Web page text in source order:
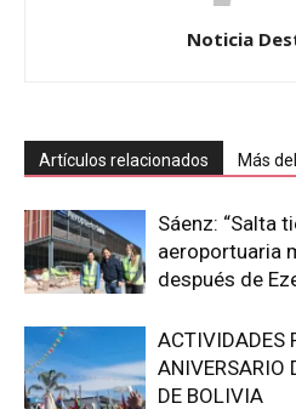
Noticia
Artículos relacionados Más
Sáenz: “Salta
aeroportuaria
después de
ACTIVIDADES
ANIVERSARIO
DE BOLIVIA